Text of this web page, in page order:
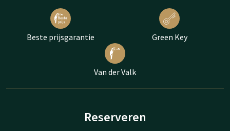
Beste prijsgarantie Green Key
Van der Valk
Reserveren